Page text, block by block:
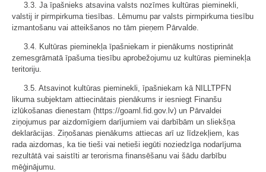
3.3. Ja īpašnieks atsavina valsts nozīmes kultūras pieminekli,
valstij ir pirmpirkuma tiesības. Lēmumu par valsts pirmpirkuma tiesību
izmantošanu vai atteikšanos no tām pieņem Pārvalde.
3.4. Kultūras pieminekļa īpašniekam ir pienākums nostiprināt
zemesgrāmatā īpašuma tiesību aprobežojumu uz kultūras pieminekļa
teritoriju.
3.5. Atsavinot kultūras pieminekli, īpašniekam kā NILLTPFN
likuma subjektam attiecinātais pienākums ir iesniegt Finanšu
izlūkošanas dienestam (https://goaml.fid.gov.lv) un Pārvaldei
ziņojumus par aizdomīgiem darījumiem vai darbībām un sliekšņa
deklarācijas. Ziņošanas pienākums attiecas arī uz līdzekļiem, kas
rada aizdomas, ka tie tieši vai netieši iegūti noziedzīga nodarījuma
rezultātā vai saistīti ar terorisma finansēšanu vai šādu darbību
mēģinājumu.